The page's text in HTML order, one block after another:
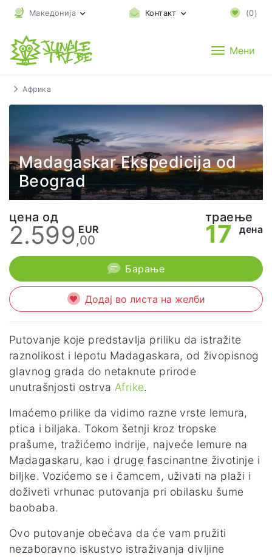
Македонија Контакт (0)
Мени
Африка
Madagaskar Ekspedicija od
Beograd
цена од
2.599 EUR
,00
траење
17 дена
Барање
Додај во листа на желби
Putovanje koje predstavlja priliku da istražite
raznolikost i lepotu Madagaskara, od živopisnog
glavnog grada do netaknute prirode
unutrašnjosti ostrva Afrike.
Imaćemo prilike da vidimo razne vrste lemura,
ptica i biljaka. Tokom šetnji kroz tropske
prašume, tražićemo indrije, najveće lemure na
Madagaskaru, kao i druge fascinantne životinje i
biljke. Vozićemo se i čamcem, uživati na plaži i
doživeti vrhunac putovanja pri obilasku šume
baobaba.
Ovo putovanje obećava da će vam pružiti
nezaboravno iskustvo istraživanja divljine